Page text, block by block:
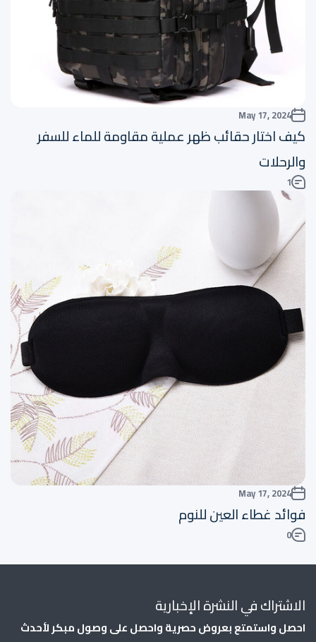
May 17, 2024
كيف اختار حقائب ظهر عملية مقاومة للماء للسفر
والرحلات
1
May 17, 2024
فوائد غطاء العين للنوم
0
الاشتراك في النشرة الإخبارية
احصل واستمتع بعروض حصرية واحصل على وصول مبكر لأحدث